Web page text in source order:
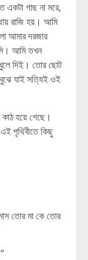
একটা গাছ না মরে,
রাজি হয়। আমি
আমার দরজার
আমি তখন
দিই। তোর ছোট
যাই সত্যিই ওই
হয়ে গেছে।
পৃথিবীতে কিছু
তোর মা কে তোর